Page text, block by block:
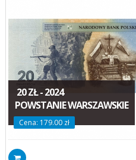
20 ZŁ - 2024
POWSTANIE WARSZAWSKIE
Cena: 179.00 zł